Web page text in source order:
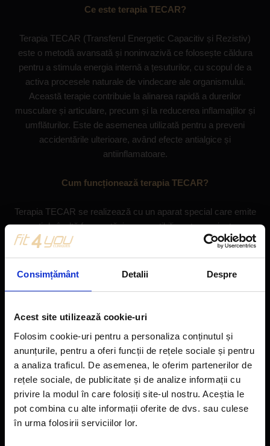
Consimțământ Detalii Despre
Acest site utilizează cookie-uri
Folosim cookie-uri pentru a personaliza conținutul și
anunțurile, pentru a oferi funcții de rețele sociale și pentru
a analiza traficul. De asemenea, le oferim partenerilor de
rețele sociale, de publicitate și de analize informații cu
privire la modul în care folosiți site-ul nostru. Aceștia le
pot combina cu alte informații oferite de dvs. sau culese
în urma folosirii serviciilor lor.
Ce este terapia TECAR?
Terapia TECAR (Transferul Energetic Capacitiv și Rezistiv)
este o metodă avansată și noninvazivă ce folosește căldura
pentru a stimula energia internă a țesuturilor, cu scopul de a
activa procesele naturale de vindecare ale organismului.
Această terapie contribuie la alinarea rapidă a durerilor
musculare și articulare, precum și la reducerea inflamațiilor și
umflăturilor. Este de asemenea utilizată pentru a preveni
accidentările ulterioare, având efecte antialgice și
antiinflamatoare.
Cum funcționează terapia TECAR?
Terapia TECAR se realizează cu un aparat special care emite
curenti de înaltă frecvență, imperceptibili pentru pacient, care
se transformă în căldură odată ce intră în contact cu țesutul.
negativ este plasat pe partea opusă zonei vizate, în timp ce
căldură. Această tehnică produce efecte imediate, reducând
Prin frecvențe diferite, terapeutul poate acționa atât asupra
structurilor superficiale, cât și asupra celor profunde, stimulând
corpul să utilizeze propria energie pentru regenerare. Aceasta
duce la îmbunătățiri mecanice (circulația sanguină), chimico-
biologice (metabolismul celular) și termice (căldura).